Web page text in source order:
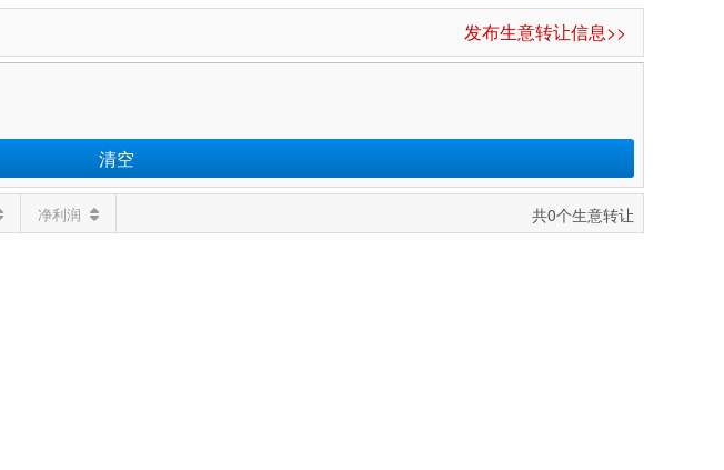
发布生意转让信息>>
清空
净利润 共0个生意转让